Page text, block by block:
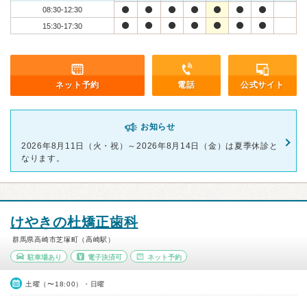
08:30-12:30
15:30-17:30
ネット予約 電話 公式サイト
お知らせ
2026年8月11日（火・祝）～2026年8月14日（金）は夏季休診と
なります。
けやきの杜矯正歯科
群馬県高崎市芝塚町（高崎駅）
駐車場あり 電子決済可 ネット予約
土曜（〜18:00）・日曜